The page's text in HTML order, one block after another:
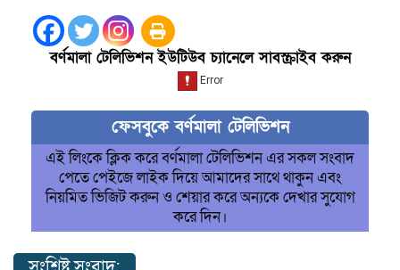
বর্ণমালা টেলিভিশন ইউটিউব চ্যানেলে সাবস্ক্রাইব করুন
ফেসবুকে বর্ণমালা টেলিভিশন
এই লিংকে ক্লিক করে বর্ণমালা টেলিভিশন এর সকল সংবাদ
পেতে পেইজে লাইক দিয়ে আমাদের সাথে থাকুন এবং
নিয়মিত ভিজিট করুন ও শেয়ার করে অন্যকে দেখার সুযোগ
করে দিন।